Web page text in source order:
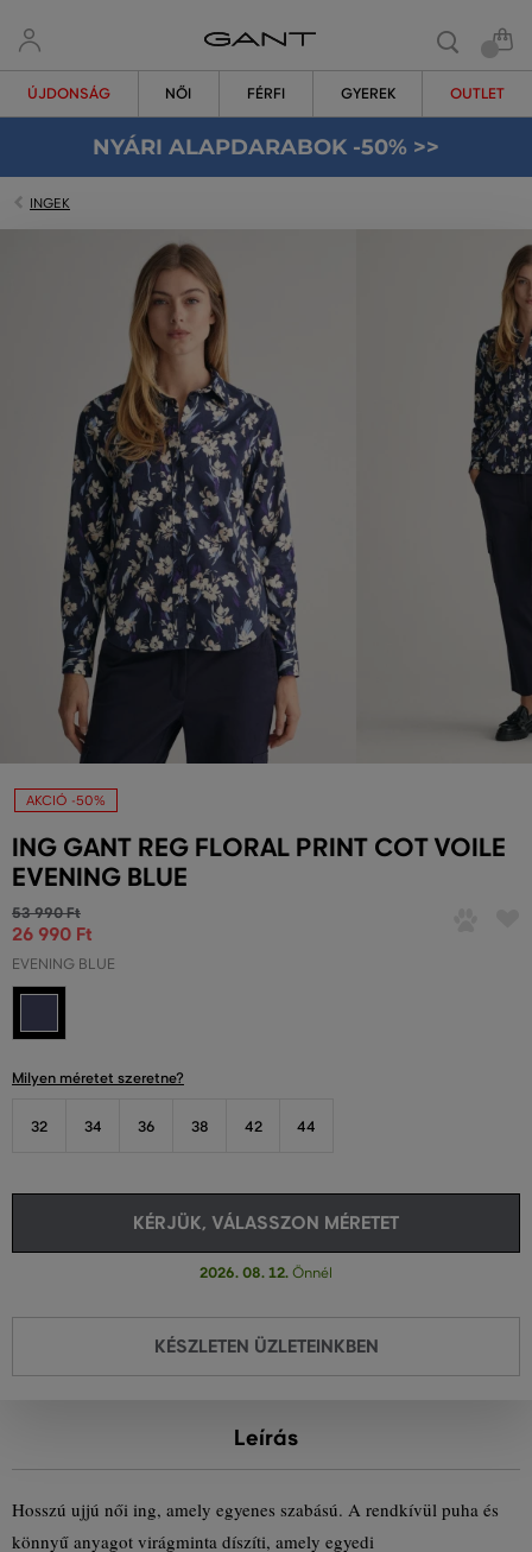
ÚJDONSÁG NŐI FÉRFI GYEREK OUTLET
NYÁRI ALAPDARABOK -50% >>
INGEK
AKCIÓ -50%
ING GANT REG FLORAL PRINT COT VOILE
EVENING BLUE
53 990 Ft
26 990 Ft
EVENING BLUE
Milyen méretet szeretne?
32 34 36 38 42 44
KÉRJÜK, VÁLASSZON MÉRETET
2026. 08. 12. Önnél
KÉSZLETEN ÜZLETEINKBEN
Leírás
Hosszú ujjú női ing, amely egyenes szabású. A rendkívül puha és
könnyű anyagot virágminta díszíti, amely egyedi